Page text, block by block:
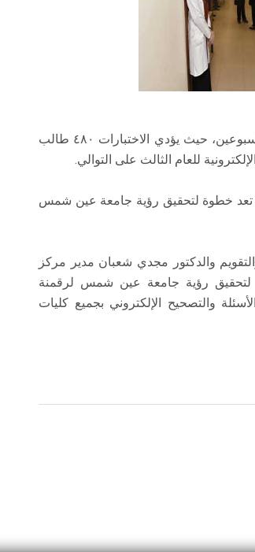
و أشارت أ. د. سحر موسى إلى أن الاختبارات الإلكترونية تستمر لمدة أسبوعين، حيث يؤدي الاختبارات ٤٨٠ طالب
للعام الثالث على التوالي.
تعد خطوة لتحقيق رؤية جامعة عين شمس
والدكتور مجدي شعبان مدير مركز
لتحقيق رؤية جامعة عين شمس لرقمنة
والتصحيح الإلكتروني بجميع كليات